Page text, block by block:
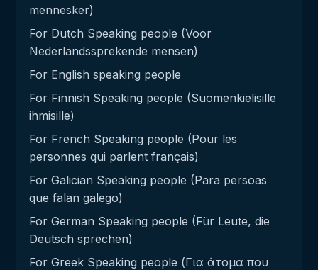
mennesker)
For Dutch Speaking people (Voor
Nederlandssprekende mensen)
For English speaking people
For Finnish Speaking people (Suomenkielisille
ihmisille)
For French Speaking people (Pour les
personnes qui parlent français)
For Galician Speaking people (Para persoas
que falan galego)
For German Speaking people (Für Leute, die
Deutsch sprechen)
For Greek Speaking people (Για άτομα που